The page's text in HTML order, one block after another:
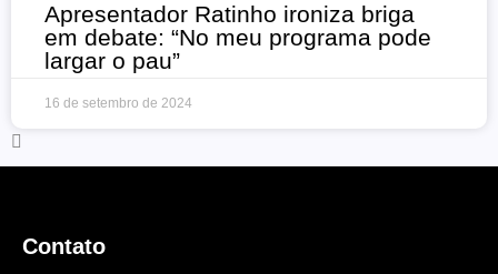
Apresentador Ratinho ironiza briga
em debate: “No meu programa pode
largar o pau”
16 de setembro de 2024
Contato